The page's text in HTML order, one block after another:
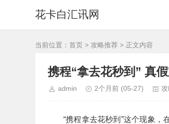
花卡白汇讯网
当前位置： 首页 > 攻略推荐 > 正文内容
携程“拿去花秒到” 真
admin 2个月前 (05-27)
“携程拿去花秒到”这个现象，